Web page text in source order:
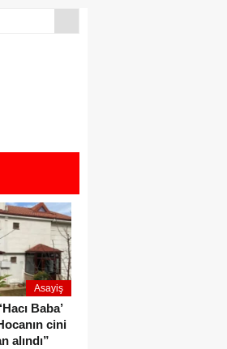
Asayiş
Baba’
cini
alındı”